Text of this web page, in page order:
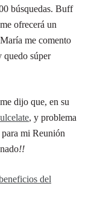
búsquedas. Buff
ofrecerá un
me comento
quedo súper
dijo que, en su
, y problema
mi Reunión
!!
del